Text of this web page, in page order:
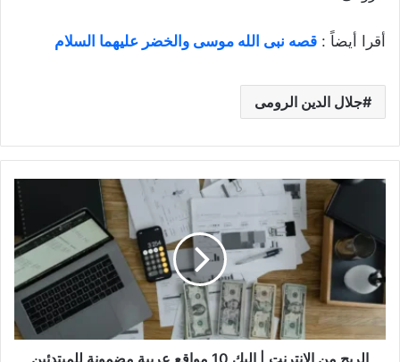
أقرا أيضاً : قصه نبى الله موسى والخضر عليهما السلام
جلال الدين الرومى
الربح
الانترنت
|
إليك
10
مواقع
عربية
مضمونة
للمبتدئين